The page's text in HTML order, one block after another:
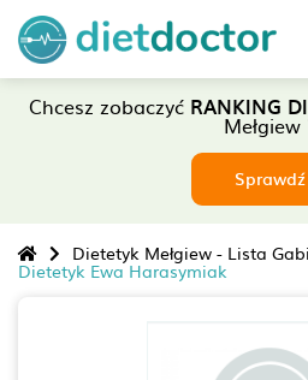
Chcesz zobaczyć RANKING
Mełgiew
Sprawdź
Dietetyk Mełgiew - Lista
Dietetyk Ewa Harasymiak